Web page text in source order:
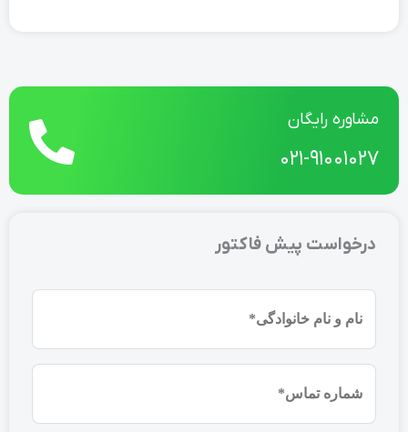
مشاوره رایگان
021-91001027
درخواست پیش فاکتور
نام
(ضروری)
موبایل
(ضروری)